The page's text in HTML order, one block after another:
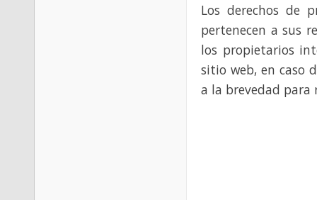
Los derechos de
pertenecen a sus
los propietarios
sitio web, en caso
a la brevedad para